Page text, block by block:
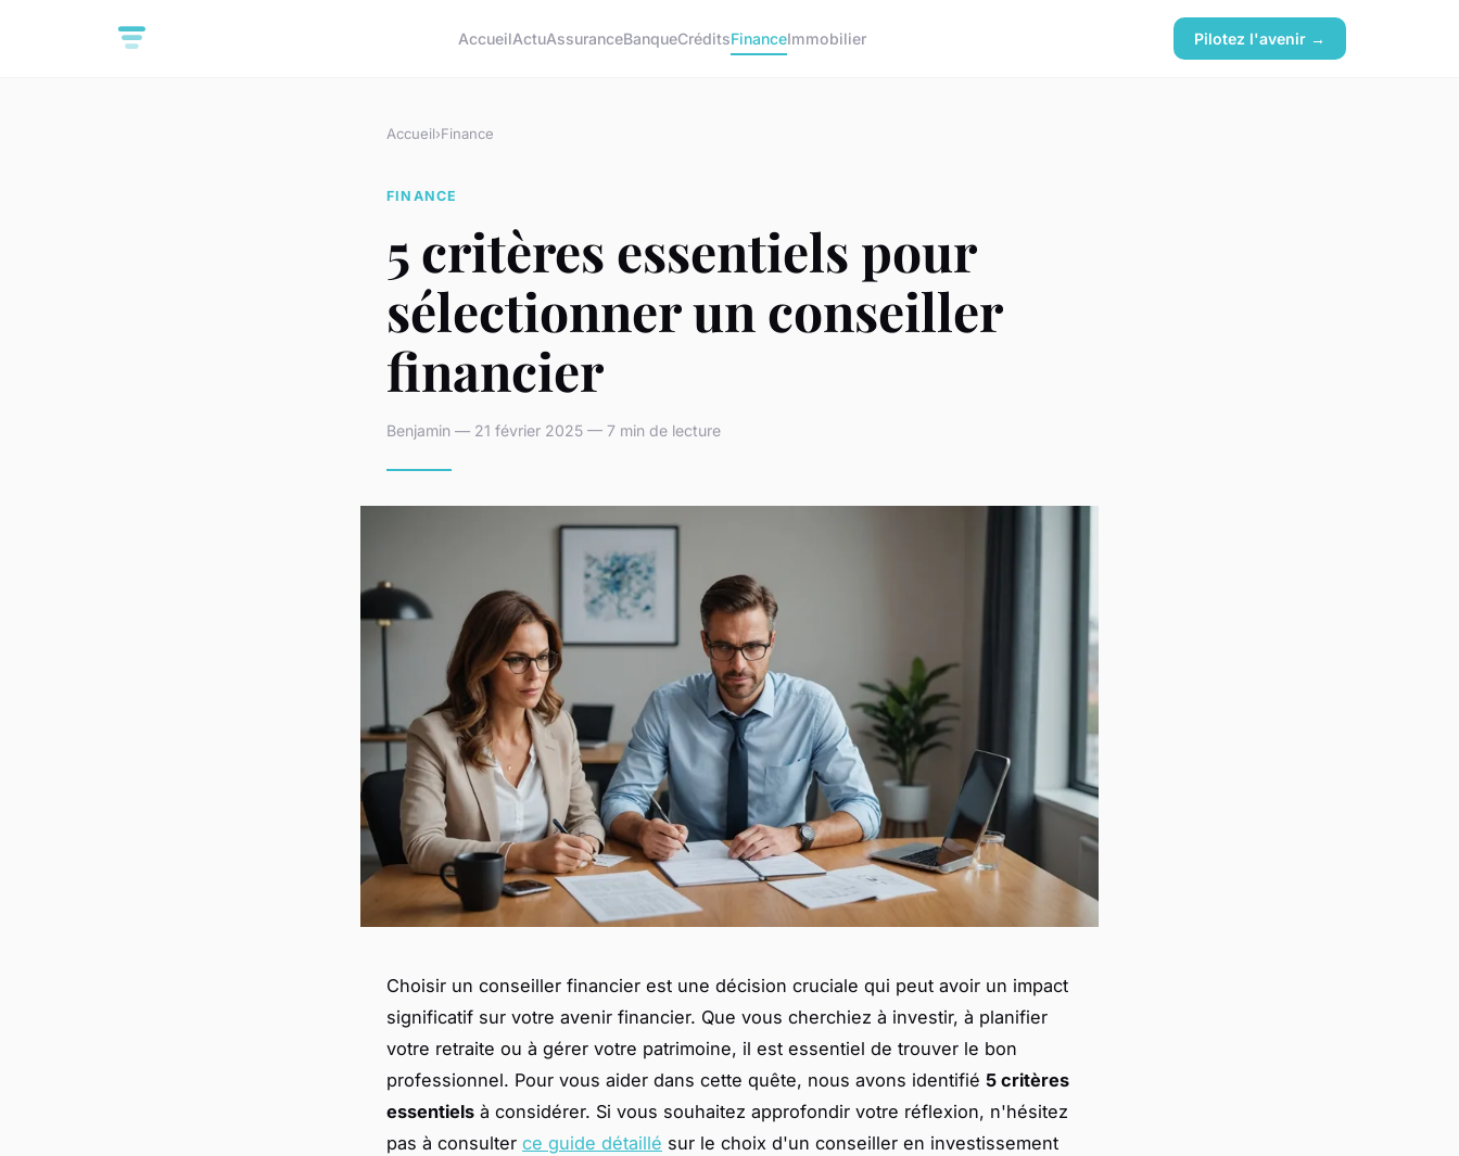
AccueilActuAssuranceBanqueCréditsFinanceImmobilier Pilotez l'avenir →
Accueil›Finance
FINANCE
5 critères essentiels pour
sélectionner un conseiller
financier
Benjamin — 21 février 2025 — 7 min de lecture
Choisir un conseiller financier est une décision cruciale qui peut avoir un impact
significatif sur votre avenir financier. Que vous cherchiez à investir, à planifier
votre retraite ou à gérer votre patrimoine, il est essentiel de trouver le bon
professionnel. Pour vous aider dans cette quête, nous avons identifié 5 critères
essentiels à considérer. Si vous souhaitez approfondir votre réflexion, n'hésitez
pas à consulter ce guide détaillé sur le choix d'un conseiller en investissement